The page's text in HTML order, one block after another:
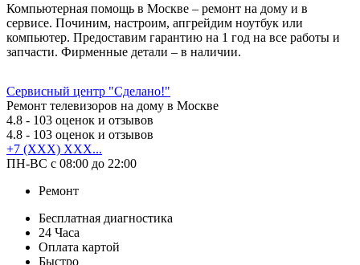
Компьютерная помощь в Москве – ремонт на дому и в
сервисе. Починим, настроим, апгрейдим ноутбук или
компьютер. Предоставим гарантию на 1 год на все работы и
запчасти. Фирменные детали – в наличии.
Сервисный центр "Сделано!"
Ремонт телевизоров на дому в Москве
4.8 - 103 оценок и отзывов
4.8 - 103 оценок и отзывов
+7 (XXX) XXX...
ПН-ВС с 08:00 до 22:00
Ремонт
Бесплатная диагностика
24 Часа
Оплата картой
Быстро